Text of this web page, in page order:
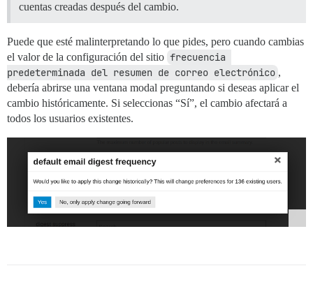
cuentas creadas después del cambio.
Puede que esté malinterpretando lo que pides, pero cuando cambias
el valor de la configuración del sitio frecuencia
predeterminada del resumen de correo electrónico ,
debería abrirse una ventana modal preguntando si deseas aplicar el
cambio históricamente. Si seleccionas “Sí”, el cambio afectará a
todos los usuarios existentes.